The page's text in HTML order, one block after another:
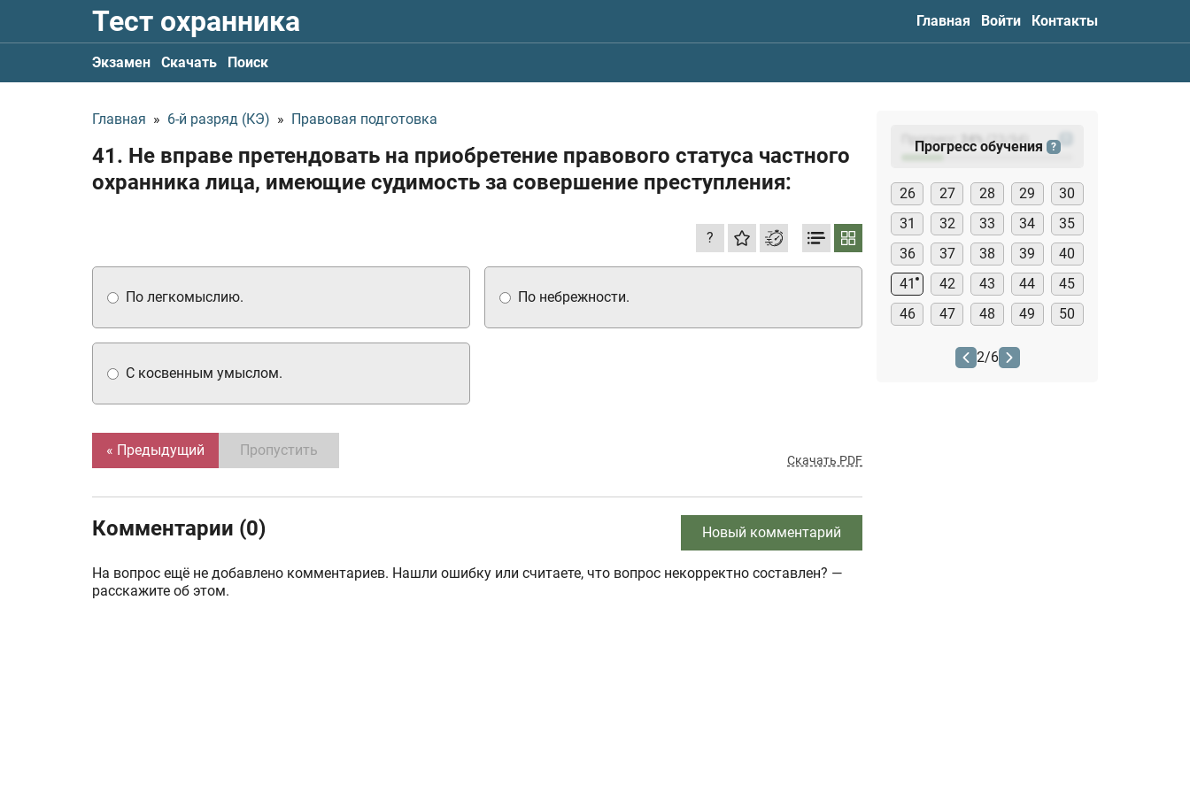
Тест охранника Главная Войти Контакты
Экзамен Скачать Поиск
Главная » 6-й разряд (КЭ) » Правовая подготовка
41. Не вправе претендовать на приобретение правового статуса частного
охранника лица, имеющие судимость за совершение преступления:
?
По легкомыслию. По небрежности.
С косвенным умыслом.
« Предыдущий Пропустить
Скачать PDF
Комментарии (0) Новый комментарий
На вопрос ещё не добавлено комментариев. Нашли ошибку или считаете, что вопрос некорректно составлен? —
расскажите об этом.
Прогресс: (23
Прогресс обучения ?
26 27 28 29
30
31
32 33 34
35
36
37 38 39
40
41
42 43 44
45
46
47 48 49 50
2/6